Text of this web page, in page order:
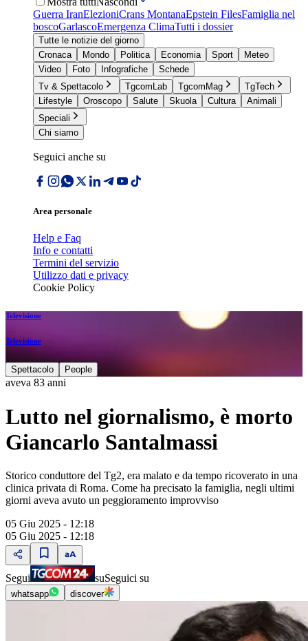
Guerra IranElezioniCrans MontanaEpstein FilesFamiglia nel
boscoGarlascoEmergenza ClimaTutti i dossier
Tutte le notizie del giorno
Cronaca
Mondo Politica Economia Sport
Meteo
Video
Foto Infografiche
Schede
Tv & Spettacolo
TgcomLab TgcomMag
TgTech
Lifestyle
Oroscopo Salute Skuola Cultura
Animali
Speciali
Chi siamo
Seguici anche su
Area personale
Help e Faq
Info e contatti
Termini del servizio
Utilizzo dati e privacy
Cookie Policy
Televisione
Televisione
Spettacolo People
aveva 83 anni
Lutto nel giornalismo, è morto
Giancarlo Santalmassi
Storico conduttore del Tg2, era malato e da tempo ricoverato in una
clinica privata di Roma. Come ha precisato la famiglia, negli ultimi
giorni aveva avuto un peggioramento improvviso
05 Giu 2025 - 12:18
05 Giu 2025 - 12:18
Segui suSeguici su
whatsapp discover